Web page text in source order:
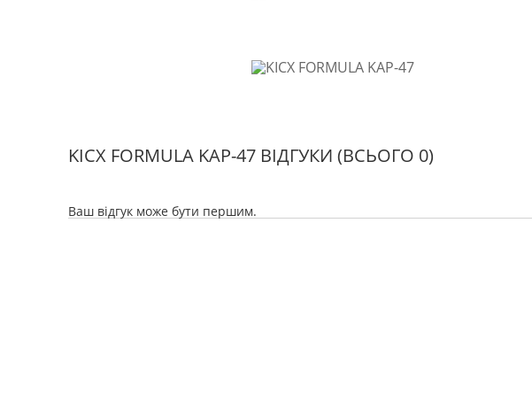
KICX FORMULA KAP-47 ВІДГУКИ (ВСЬОГО 0)
Ваш відгук може бути першим.